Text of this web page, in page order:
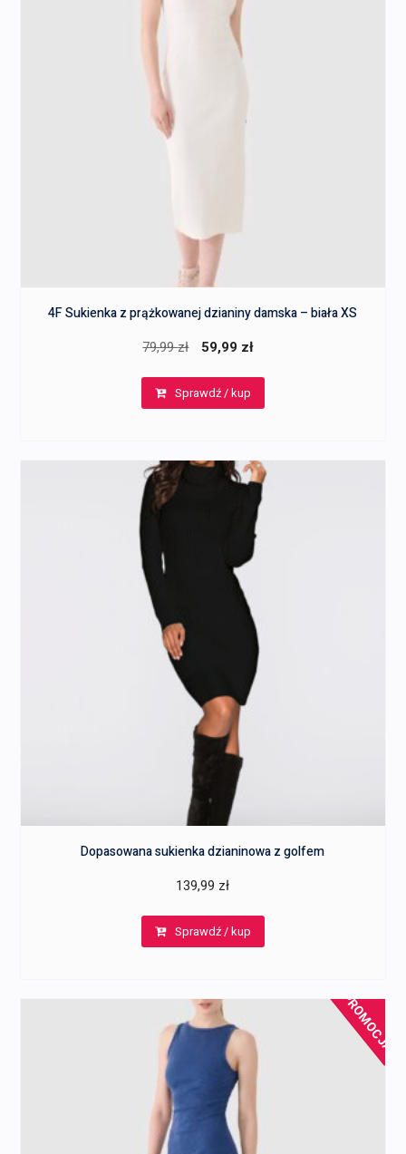
4F Sukienka z prążkowanej dzianiny damska – biała XS
79,99zł
Pierwotna
wynosiła:
59,99 zł
Sprawdź / kup
Dopasowana sukienka dzianinowa z golfem
139,99 zł
Sprawdź / kup
PROMOCJA!